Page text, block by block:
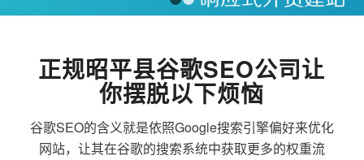
1 2
正规昭平县谷歌SEO公司让
你摆脱以下烦恼
谷歌SEO的含义就是依照Google搜索引擎偏好来优化
网站，让其在谷歌的搜索系统中获取更多的权重流